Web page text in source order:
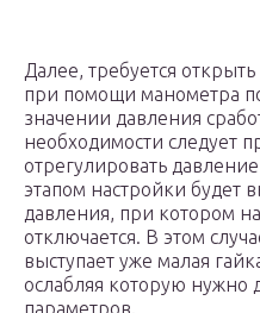
Далее, требуется
при помощи манометра
значении давления
необходимости следует
отрегулировать
этапом настройки будет
давления, при котором
отключается. В этом
выступает уже малая
ослабляя которую нужно
параметров.